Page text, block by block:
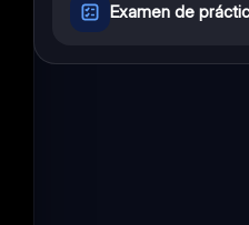
Examen de